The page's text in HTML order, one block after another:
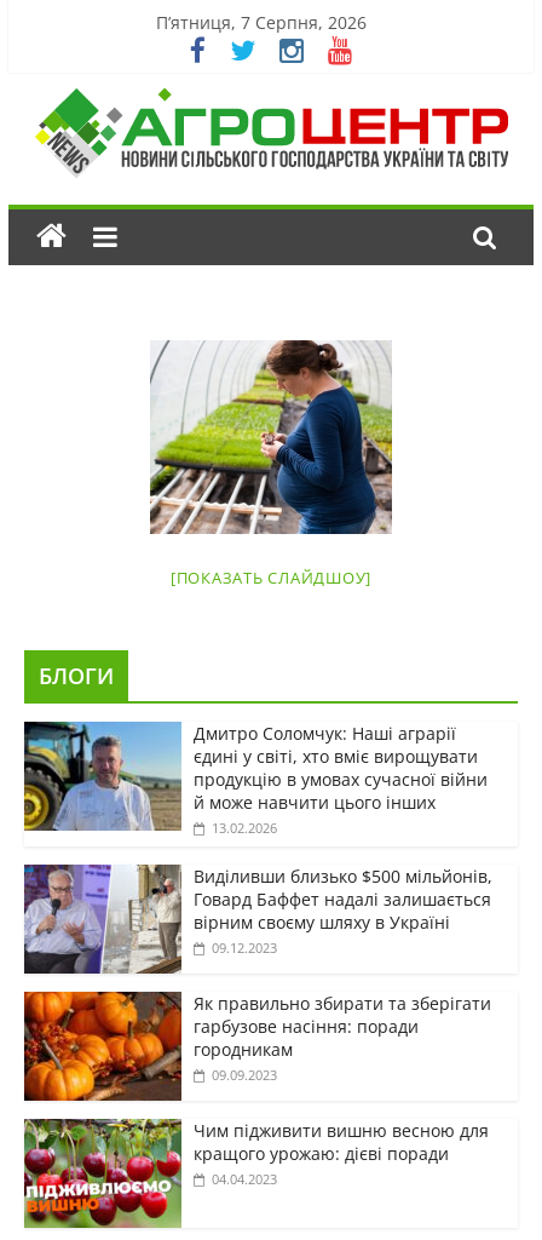
П’ятниця, 7 Серпня, 2026
[ПОКАЗАТЬ СЛАЙДШОУ]
БЛОГИ
Дмитро Соломчук: Наші аграрії
єдині у світі, хто вміє вирощувати
продукцію в умовах сучасної війни
й може навчити цього інших
13.02.2026
Виділивши близько $500 мільйонів,
Говард Баффет надалі залишається
вірним своєму шляху в Україні
09.12.2023
Як правильно збирати та зберігати
гарбузове насіння: поради
городникам
09.09.2023
Чим підживити вишню весною для
кращого урожаю: дієві поради
04.04.2023